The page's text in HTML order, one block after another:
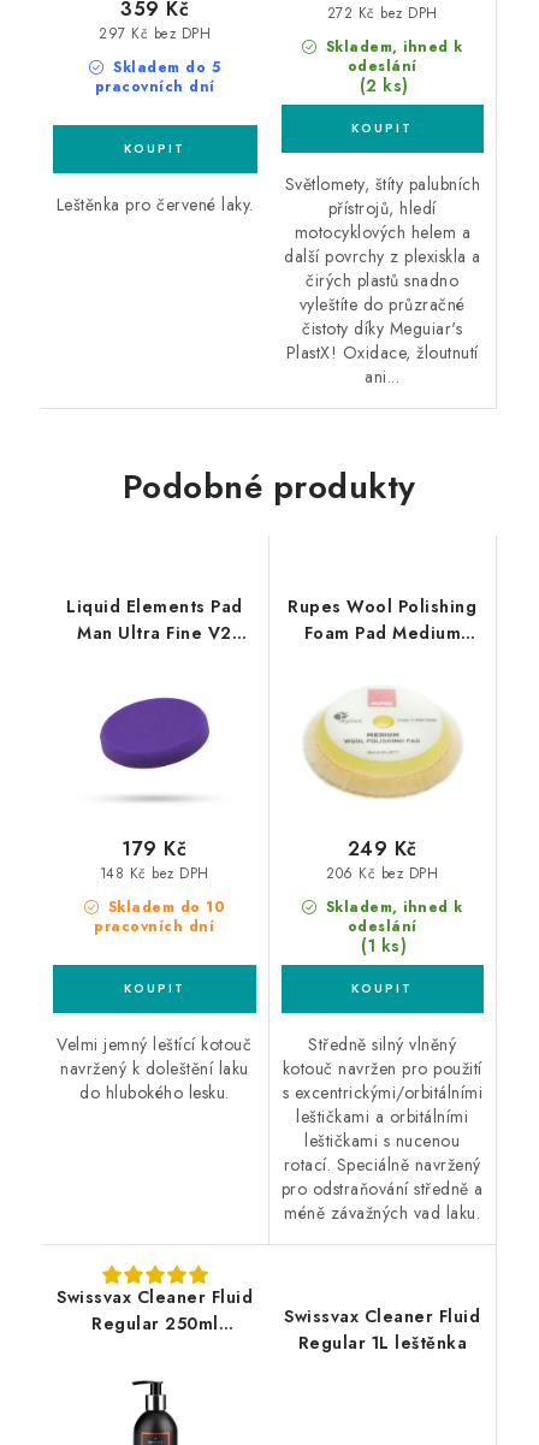
Skladem do 5
pracovních dní
297 Kč bez DPH
359 Kč
Leštěnka pro červené laky.
Skladem, ihned k
odeslání
(2 ks)
272 Kč bez DPH
Světlomety, štíty palubních
přístrojů, hledí
motocyklových helem a
další povrchy z plexiskla a
čirých plastů snadno
vyleštíte do průzračné
čistoty díky Meguiar's
PlastX! Oxidace, žloutnutí
ani...
Podobné produkty
Liquid Elements Pad
Man Ultra Fine V2
Skladem do 10
pracovních dní
148 Kč bez DPH
179 Kč
Velmi jemný leštící kotouč
navržený k doleštění laku
do hlubokého lesku.
Rupes Wool Polishing
Foam Pad Medium
kotouč
Skladem, ihned k
odeslání
(1 ks)
206 Kč bez DPH
249 Kč
Středně silný vlněný
kotouč navržen pro použití
s excentrickými/orbitálními
leštičkami a orbitálními
leštičkami s nucenou
rotací. Speciálně navržený
pro odstraňování středně a
méně závažných vad laku.
Swissvax Cleaner Fluid
Regular 250ml
Swissvax Cleaner Fluid
Regular 1L leštěnka